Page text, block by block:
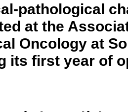
pathological
at the
Oncology at
its first year of